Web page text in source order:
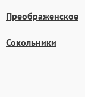
Преображенское
Сокольники